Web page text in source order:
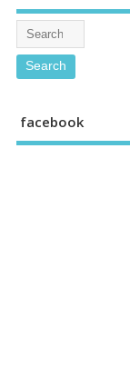
facebook